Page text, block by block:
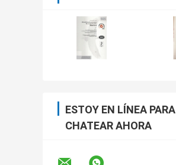
ESTOY EN LÍNEA PARA
CHATEAR AHORA